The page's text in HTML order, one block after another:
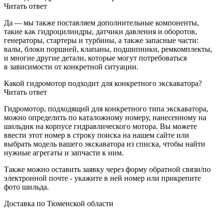
Читать ответ
Да — мы также поставляем дополнительные компоненты,
такие как гидроцилиндры, датчики давления и оборотов,
генераторы, стартеры и турбины, а также запасные части:
валы, блоки поршней, клапаны, подшипники, ремкомплекты,
и многие другие детали, которые могут потребоваться
в зависимости от конкретной ситуации.
Какой гидромотор подходит для конкретного экскаватора?
Читать ответ
Гидромотор, подходящий для конкретного типа экскаватора,
можно определить по каталожному номеру, нанесенному на
шильдик на корпусе гидравлического мотора. Вы можете
ввести этот номер в строку поиска на нашем сайте или
выбрать модель вашего экскаватора из списка, чтобы найти
нужные агрегаты и запчасти к ним.
Также можно оставить заявку через форму обратной связи/по
электронной почте - укажите в ней номер или прикрепите
фото шильда.
Доставка по Тюменской области